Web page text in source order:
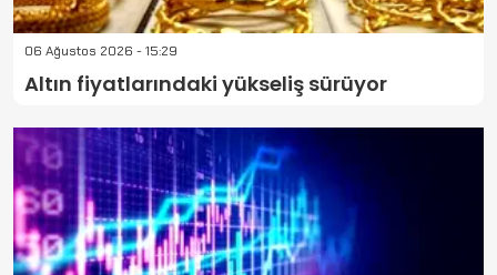
06 Ağustos 2026 - 15:29
Altın fiyatlarındaki yükseliş sürüyor